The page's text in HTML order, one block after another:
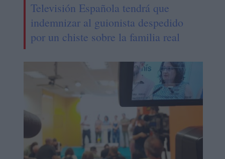
Televisión Española tendrá que
indemnizar al guionista despedido
por un chiste sobre la familia real